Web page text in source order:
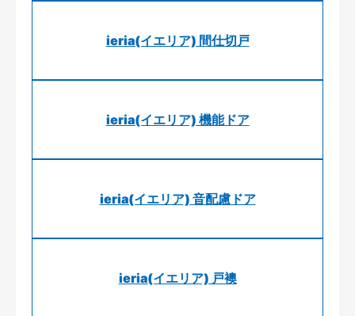
ieria(イエリア) 間仕切戸
ieria(イエリア) 機能ドア
ieria(イエリア) 音配慮ドア
ieria(イエリア) 戸襖